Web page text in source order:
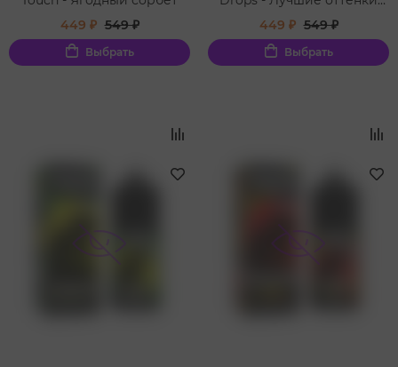
449 ₽ 549 ₽
Выбрать
кислой малины
449 ₽ 549 ₽
Выбрать